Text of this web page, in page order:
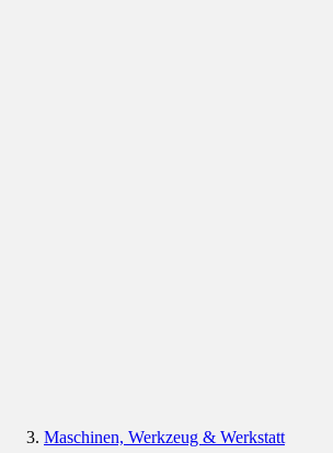
Maschinen, Werkzeug & Werkstatt